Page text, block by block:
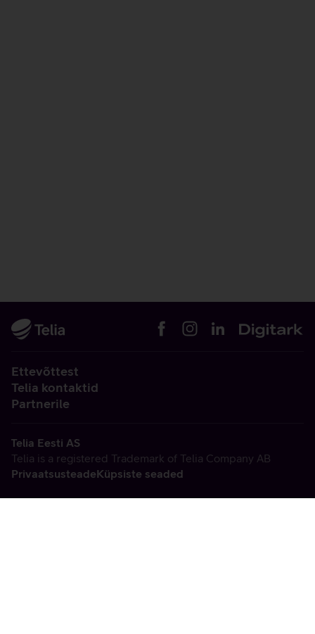
Ettevõttest
Telia kontaktid
Partnerile
Telia Eesti AS
Telia is a registered Trademark of Telia Company AB
PrivaatsusteadeKüpsiste seaded